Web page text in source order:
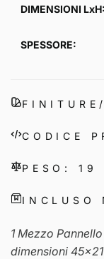
DIMENSIONI LxH:
SPESSORE:
CODICE
PESO: 19
INCLUSO
1 Mezzo
dimensioni